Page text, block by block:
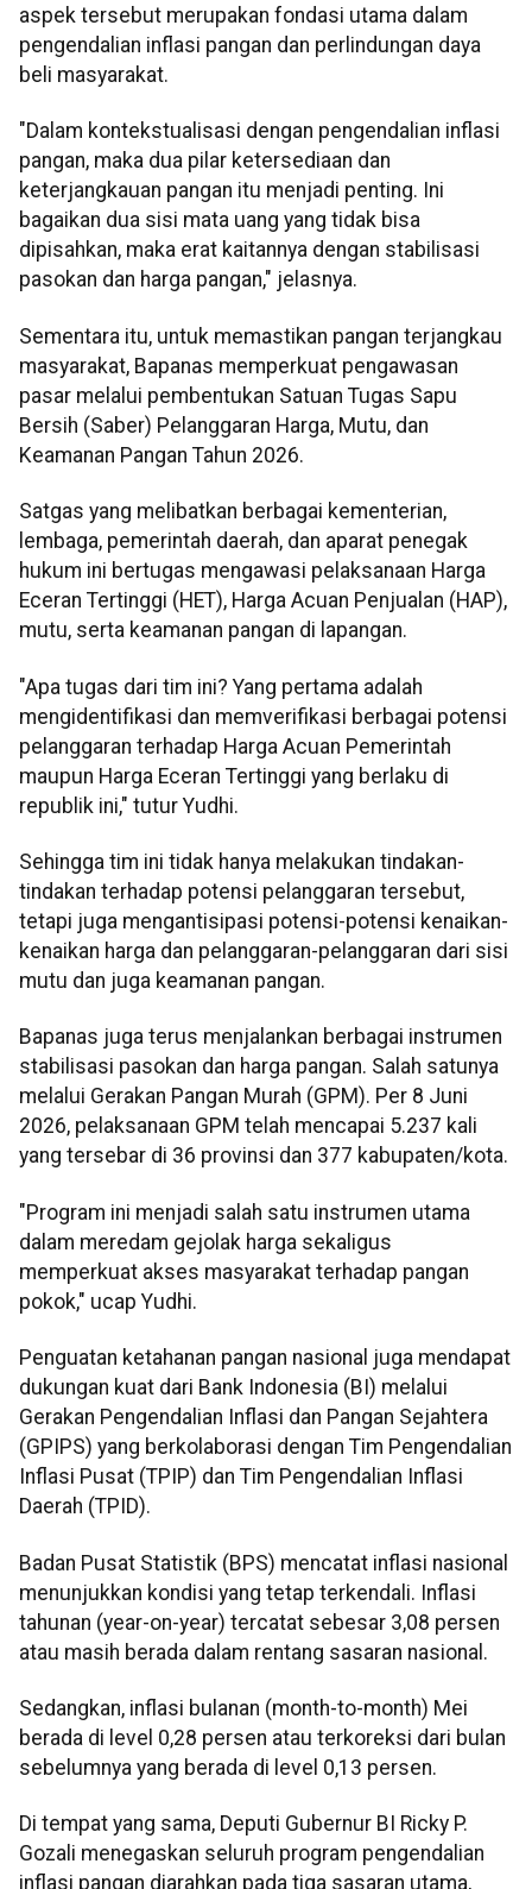
aspek tersebut merupakan fondasi utama dalam
pengendalian inflasi pangan dan perlindungan daya
beli masyarakat.
"Dalam kontekstualisasi dengan pengendalian inflasi
pangan, maka dua pilar ketersediaan dan
keterjangkauan pangan itu menjadi penting. Ini
bagaikan dua sisi mata uang yang tidak bisa
dipisahkan, maka erat kaitannya dengan stabilisasi
pasokan dan harga pangan," jelasnya.
Sementara itu, untuk memastikan pangan terjangkau
masyarakat, Bapanas memperkuat pengawasan
pasar melalui pembentukan Satuan Tugas Sapu
Bersih (Saber) Pelanggaran Harga, Mutu, dan
Keamanan Pangan Tahun 2026.
Satgas yang melibatkan berbagai kementerian,
lembaga, pemerintah daerah, dan aparat penegak
hukum ini bertugas mengawasi pelaksanaan Harga
Eceran Tertinggi (HET), Harga Acuan Penjualan (HAP),
mutu, serta keamanan pangan di lapangan.
"Apa tugas dari tim ini? Yang pertama adalah
mengidentifikasi dan memverifikasi berbagai potensi
pelanggaran terhadap Harga Acuan Pemerintah
maupun Harga Eceran Tertinggi yang berlaku di
republik ini," tutur Yudhi.
Sehingga tim ini tidak hanya melakukan tindakan-
tindakan terhadap potensi pelanggaran tersebut,
tetapi juga mengantisipasi potensi-potensi kenaikan-
kenaikan harga dan pelanggaran-pelanggaran dari sisi
mutu dan juga keamanan pangan.
Bapanas juga terus menjalankan berbagai instrumen
stabilisasi pasokan dan harga pangan. Salah satunya
melalui Gerakan Pangan Murah (GPM). Per 8 Juni
2026, pelaksanaan GPM telah mencapai 5.237 kali
yang tersebar di 36 provinsi dan 377 kabupaten/kota.
"Program ini menjadi salah satu instrumen utama
dalam meredam gejolak harga sekaligus
memperkuat akses masyarakat terhadap pangan
pokok," ucap Yudhi.
Penguatan ketahanan pangan nasional juga mendapat
dukungan kuat dari Bank Indonesia (BI) melalui
Gerakan Pengendalian Inflasi dan Pangan Sejahtera
(GPIPS) yang berkolaborasi dengan Tim Pengendalian
Inflasi Pusat (TPIP) dan Tim Pengendalian Inflasi
Daerah (TPID).
Badan Pusat Statistik (BPS) mencatat inflasi nasional
menunjukkan kondisi yang tetap terkendali. Inflasi
tahunan (year-on-year) tercatat sebesar 3,08 persen
atau masih berada dalam rentang sasaran nasional.
Sedangkan, inflasi bulanan (month-to-month) Mei
berada di level 0,28 persen atau terkoreksi dari bulan
sebelumnya yang berada di level 0,13 persen.
Di tempat yang sama, Deputi Gubernur BI Ricky P.
Gozali menegaskan seluruh program pengendalian
inflasi pangan diarahkan pada tiga sasaran utama,